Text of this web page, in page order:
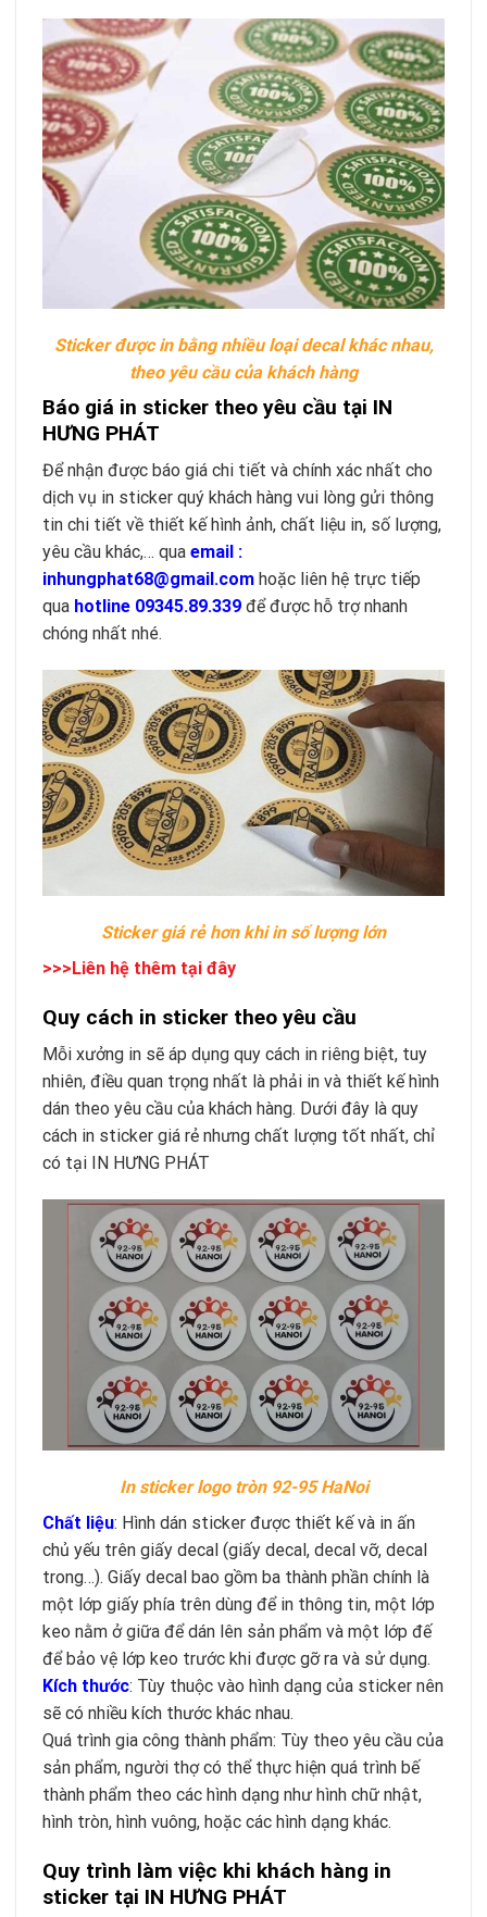
Sticker được in bằng nhiều loại decal khác nhau,
theo yêu cầu của khách hàng
Báo giá in sticker theo yêu cầu tại IN
HƯNG PHÁT
Để nhận được báo giá chi tiết và chính xác nhất cho
dịch vụ in sticker quý khách hàng vui lòng gửi thông
tin chi tiết về thiết kế hình ảnh, chất liệu in, số lượng,
yêu cầu khác,… qua email :
inhungphat68@gmail.com hoặc liên hệ trực tiếp
qua hotline 09345.89.339 để được hỗ trợ nhanh
chóng nhất nhé.
Sticker giá rẻ hơn khi in số lượng lớn
>>>Liên hệ thêm tại đây
Quy cách in sticker theo yêu cầu
Mỗi xưởng in sẽ áp dụng quy cách in riêng biệt, tuy
nhiên, điều quan trọng nhất là phải in và thiết kế hình
dán theo yêu cầu của khách hàng. Dưới đây là quy
cách in sticker giá rẻ nhưng chất lượng tốt nhất, chỉ
có tại IN HƯNG PHÁT
In sticker logo tròn 92-95 HaNoi
Chất liệu: Hình dán sticker được thiết kế và in ấn
chủ yếu trên giấy decal (giấy decal, decal vỡ, decal
trong…). Giấy decal bao gồm ba thành phần chính là
một lớp giấy phía trên dùng để in thông tin, một lớp
keo nằm ở giữa để dán lên sản phẩm và một lớp đế
để bảo vệ lớp keo trước khi được gỡ ra và sử dụng.
Kích thước: Tùy thuộc vào hình dạng của sticker nên
sẽ có nhiều kích thước khác nhau.
Quá trình gia công thành phẩm: Tùy theo yêu cầu của
sản phẩm, người thợ có thể thực hiện quá trình bế
thành phẩm theo các hình dạng như hình chữ nhật,
hình tròn, hình vuông, hoặc các hình dạng khác.
Quy trình làm việc khi khách hàng in
sticker tại IN HƯNG PHÁT